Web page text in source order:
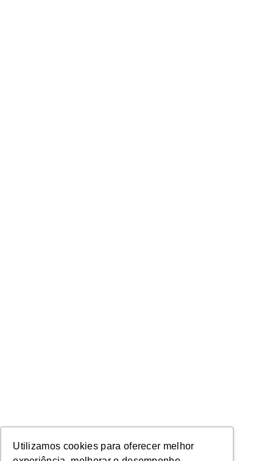
Utilizamos cookies para oferecer melhor